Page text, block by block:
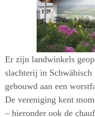
Er zijn landwinkels
slachterij in
gebouwd aan een
De vereniging kent
– hieronder ook de